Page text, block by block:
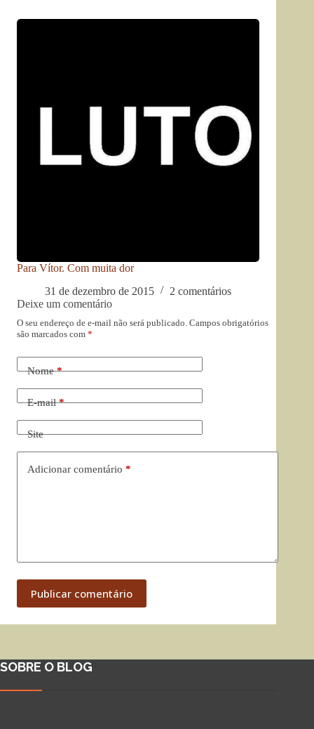
Para Vítor. Com muita dor
31 de dezembro de 2015
2 comentários
Deixe um comentário
O seu endereço de e-mail não será publicado. Campos obrigatórios
são marcados com *
Nome*
E-mail*
Site
Adicionar comentário *
Publicar comentário
SOBRE O BLOG